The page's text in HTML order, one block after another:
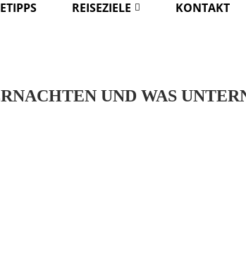
REISEZIELE KONTAKT
UND WAS